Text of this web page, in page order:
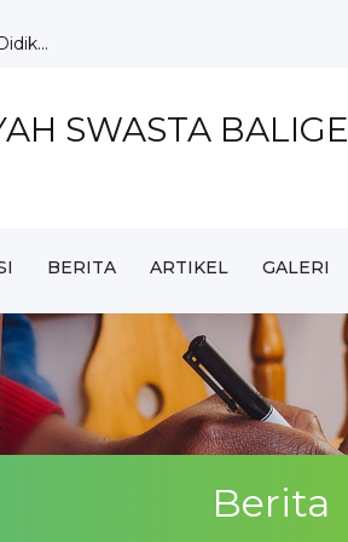
Ra...
Tata...SWASTA BALIGE
BERITA ARTIKEL GALERI
Berita